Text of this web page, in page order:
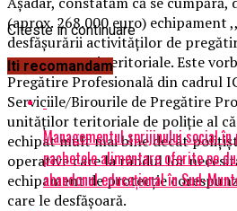
(aprox. 268.000 euro) echipament
desfășurării activităților de
unor structuri teritoriale. Este
Pregătire Profesională din cadrul
Serviciile/Birourile de Pregătire
unităților teritoriale de poliție al
echipat mult mai bine decât
operative care la rândul lor
echipament de protecție
care le desfășoară.
Citeste in continuare
Iti recomandam
Managementul sprijinului social în
pachetele alimentare oferite pe
abandonul educațional în Sud-